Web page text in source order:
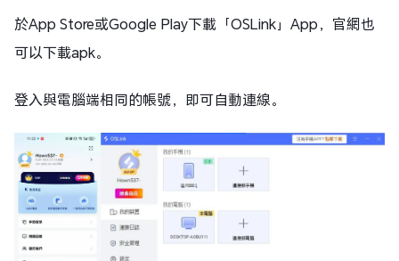
於App Store或Google Play下載「OSLink」App，官網也
可以下載apk。
登入與電腦端相同的帳號，即可自動連線。